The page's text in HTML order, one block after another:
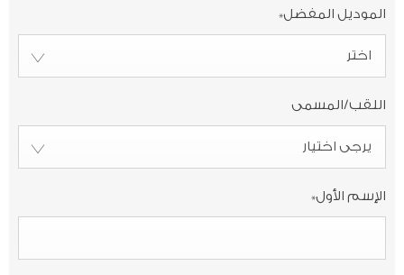
الموديل المفضل*
اختر
اللقب/المسمى
يرجى اختيار
الإسم الأول*